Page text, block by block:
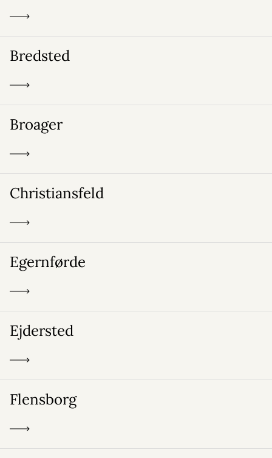
Bredsted
Broager
Christiansfeld
Egernførde
Ejdersted
Flensborg